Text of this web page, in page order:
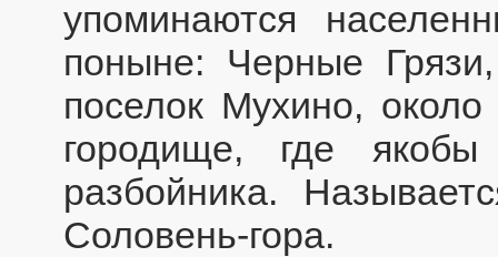
упоминаются
поныне: Черные
поселок Мухино,
городище, где
разбойника.
Соловень-гора.